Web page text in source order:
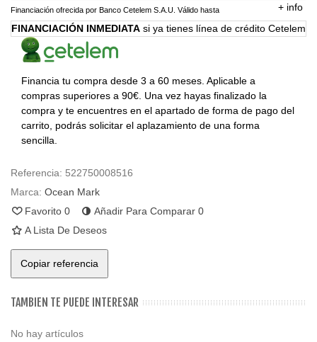
Financiación ofrecida por Banco Cetelem S.A.U. Válido hasta + info
FINANCIACIÓN INMEDIATA si ya tienes línea de crédito Cetelem
Financia tu compra desde 3 a 60 meses. Aplicable a
compras superiores a 90€. Una vez hayas finalizado la
compra y te encuentres en el apartado de forma de pago del
carrito, podrás solicitar el aplazamiento de una forma
sencilla.
Referencia: 522750008516
Marca: Ocean Mark
Favorito 0 Añadir Para Comparar 0
A Lista De Deseos
Copiar referencia
TAMBIEN TE PUEDE INTERESAR
No hay artículos